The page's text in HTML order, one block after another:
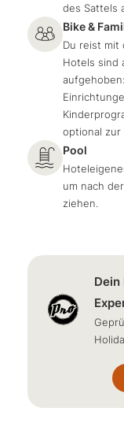
des Sattels
Bike &
Du reist mit
Hotels sind
optional zur
Pool
um nach
ziehen.